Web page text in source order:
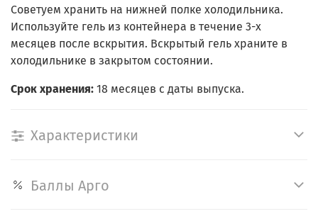
Советуем хранить на нижней полке холодильника.
Используйте гель из контейнера в течение 3-х
месяцев после вскрытия. Вскрытый гель храните в
холодильнике в закрытом состоянии.
Срок хранения: 18 месяцев с даты выпуска.
Характеристики
Баллы Арго